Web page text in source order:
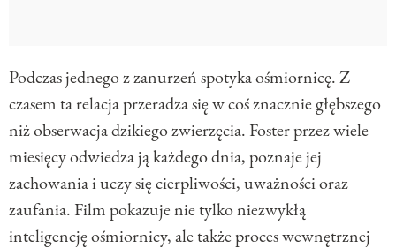
Podczas jednego z zanurzeń spotyka ośmiornicę. Z
czasem ta relacja przeradza się w coś znacznie głębszego
niż obserwacja dzikiego zwierzęcia. Foster przez wiele
miesięcy odwiedza ją każdego dnia, poznaje jej
zachowania i uczy się cierpliwości, uważności oraz
zaufania. Film pokazuje nie tylko niezwykłą
inteligencję ośmiornicy, ale także proces wewnętrznej